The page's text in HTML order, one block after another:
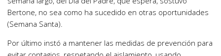
Bertone, no sea como ha sucedido en otras oportunidades
(Semana Santa).
Por último instó a mantener las medidas de prevención para